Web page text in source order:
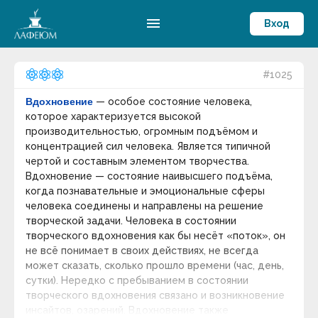
menu Вход
#1025
Вдохновение — особое состояние человека,
которое характеризуется высокой
производительностью, огромным подъёмом и
концентрацией сил человека. Является типичной
чертой и составным элементом творчества.
Вдохновение — состояние наивысшего подъёма,
когда познавательные и эмоциональные сферы
человека соединены и направлены на решение
творческой задачи. Человека в состоянии
творческого вдохновения как бы несёт «поток», он
не всё понимает в своих действиях, не всегда
может сказать, сколько прошло времени (час, день,
сутки). Нередко с пребыванием в состоянии
творческого вдохновения связано и возникновение
инсайтов, озарений. Вдохновение также